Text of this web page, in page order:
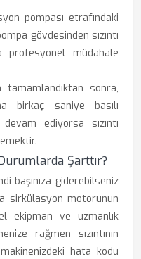
pompası etrafındaki
gövdesinden sızıntı
profesyonel müdahale
tamamlandıktan sonra,
birkaç saniye basılı
ediyorsa sızıntı
Şarttır?
başınıza giderebilseniz
sirkülasyon motorunun
ekipman ve uzmanlık
rağmen sızıntının
makinenizdeki hata kodu